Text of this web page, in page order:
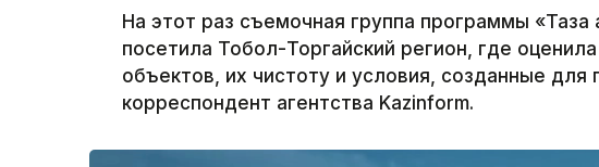
На этот раз съемочная группа программы «Таза
посетила Тобол-Торгайский регион, где
объектов, их чистоту и условия, созданные для
корреспондент агентства Kazinform.